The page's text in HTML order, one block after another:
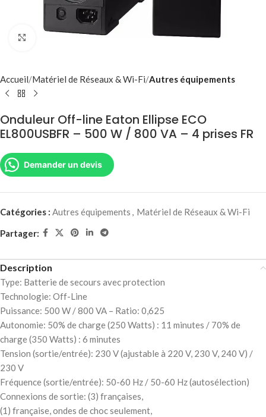
Accueil Matériel de Réseaux & Wi-Fi Autres équipements
Onduleur Off-line Eaton Ellipse ECO
EL800USBFR – 500 W / 800 VA – 4 prises FR
Demander un devis
Catégories : Autres équipements , Matériel de Réseaux & Wi-Fi
Partager:
Description
Type: Batterie de secours avec protection
Technologie: Off-Line
Puissance: 500 W / 800 VA – Ratio: 0,625
Autonomie: 50% de charge (250 Watts) : 11 minutes / 70% de
charge (350 Watts) : 6 minutes
Tension (sortie/entrée): 230 V (ajustable à 220 V, 230 V, 240 V) /
230 V
Fréquence (sortie/entrée): 50-60 Hz / 50-60 Hz (autosélection)
Connexions de sortie: (3) françaises,
(1) française, ondes de choc seulement,